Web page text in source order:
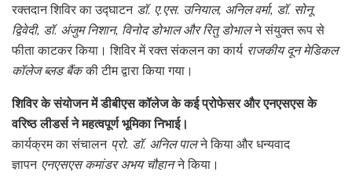
रक्तदान शिविर का उद्घाटन डॉ. ए.एस. उनियाल, अनिल वर्मा, डॉ. सोनू
द्विवेदी, डॉ. अंजुम निशान, विनोद डोभाल और रितु डोभालने संयुक्त रूप से
फीता काटकर किया। शिविर में रक्त संकलन का कार्य राजकीय दून मेडिकल
कॉलेज ब्लड बैंककी टीम द्वारा किया गया।
शिविर के संयोजन में डीबीएस कॉलेज के कई प्रोफेसर और एनएसएस के
वरिष्ठ लीडर्स ने महत्वपूर्ण भूमिका निभाई।
कार्यक्रम का संचालन प्रो. डॉ. अनिल पालने किया और धन्यवाद
ज्ञापन एनएसएस कमांडर अभय चौहानने किया।